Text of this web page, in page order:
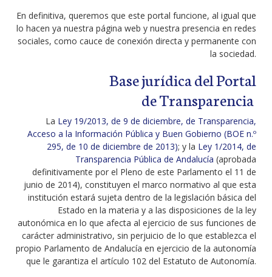
En definitiva, queremos que este portal funcione, al igual que
lo hacen ya nuestra página web y nuestra presencia en redes
sociales, como cauce de conexión directa y permanente con
la sociedad.
Base jurídica del Portal
de Transparencia
La Ley 19/2013, de 9 de diciembre, de Transparencia,
Acceso a la Información Pública y Buen Gobierno (BOE n.º
295, de 10 de diciembre de 2013); y la Ley 1/2014, de
Transparencia Pública de Andalucía (aprobada
definitivamente por el Pleno de este Parlamento el 11 de
junio de 2014), constituyen el marco normativo al que esta
institución estará sujeta dentro de la legislación básica del
Estado en la materia y a las disposiciones de la ley
autonómica en lo que afecta al ejercicio de sus funciones de
carácter administrativo, sin perjuicio de lo que establezca el
propio Parlamento de Andalucía en ejercicio de la autonomía
que le garantiza el artículo 102 del Estatuto de Autonomía.